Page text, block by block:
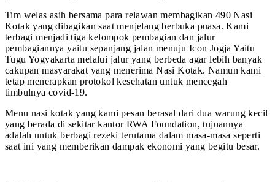
Tim welas asih bersama para relawan membagikan 490 Nasi
Kotak yang dibagikan saat menjelang berbuka puasa. Kami
terbagi menjadi tiga kelompok pembagian dan jalur
pembagiannya yaitu sepanjang jalan menuju Icon Jogja Yaitu
Tugu Yogyakarta melalui jalur yang berbeda agar lebih banyak
cakupan masyarakat yang menerima Nasi Kotak. Namun kami
tetap menerapkan protokol kesehatan untuk mencegah
timbulnya covid-19.
Menu nasi kotak yang kami pesan berasal dari dua warung kecil
yang berada di sekitar kantor RWA Foundation, tujuannya
adalah untuk berbagi rezeki terutama dalam masa-masa seperti
saat ini yang memberikan dampak ekonomi yang begitu besar.